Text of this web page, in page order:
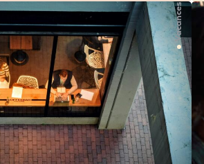
Vacances